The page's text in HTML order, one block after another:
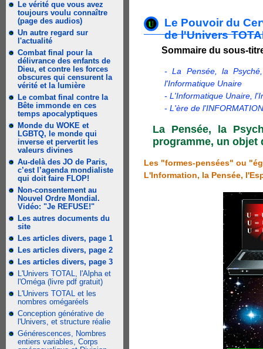
Le vérité que vous avez
toujours voulu connaître
(page des audios)
Un autre regard sur
l'actualité
Combat final pour la
délivrance des enfants de
Dieu, et contre les forces
obscures qui censurent la
vérité et la lumière
Le combat final contre la
Bête immonde en ces
temps apocalyptiques
Monde du WOKE et
LGBTQ, le monde qui
inverse et pervertit les
valeurs divines
Au-delà des JO de Paris,
c’est l’agenda mondialiste
qui doit faire FLOP!
Non-consentement au
Nouvel Ordre Mondial.
Vidéo: "Je REFUSE!"
Les autres documents du
site
Les articles divers, page 1
Les articles divers, page 2
Les articles divers, page 3
L'Univers TOTAL, l'Alpha et
l'Oméga (livre pdf gratuit)
L'Univers TOTAL et les
nombres omégaréels
Conception générative de
l'Univers, et structure réalie
Générescences, Nombres
entiers variables, Corps
Le Pouvoir du
de l'Univers
Sommaire du sous-
- La Pensée, la
l'Informatique Unaire
- L'Informatique Unaire,
- L'ère de
La Pensée, la
programme, un objet
Les "formes-pensées" ou
L'Information, la Pensée,